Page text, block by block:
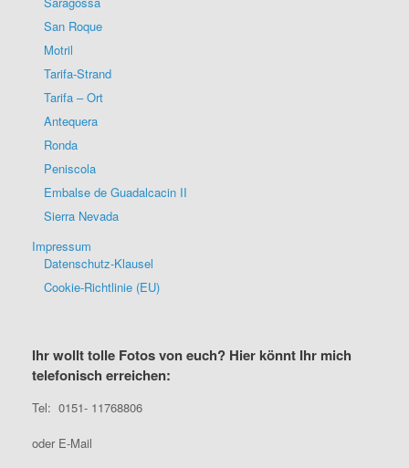
San Roque
Motril
Tarifa-Strand
Tarifa – Ort
Antequera
Ronda
Peniscola
Embalse de Guadalcacin II
Sierra Nevada
Impressum
Datenschutz-Klausel
Cookie-Richtlinie (EU)
Ihr wollt tolle Fotos von euch? Hier könnt Ihr mich
telefonisch erreichen:
Tel: 0151- 11768806
oder E-Mail